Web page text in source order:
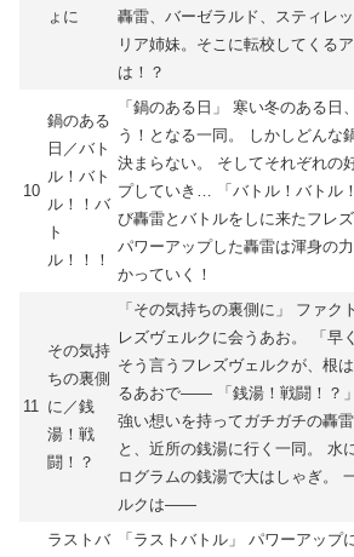
ょに
轟雷、バーゼラルド、スティレ
リア姉妹。そこに転校してくる
は！？
10
鍋のある
日／バト
ル！バト
ル！！バ
ト
ル！！！
「鍋のある日」 寒い冬のある日
う！となる一同。 しかしどんな
決まらない。 そしてそれぞれの
プしていき… 「バトル！バトル
び轟雷とバトルをしに来たフレ
パワーアップした轟雷は渾身の
かっていく！
11
その気持
ちの裏側
に／銭
湯！戦
闘！？
「その気持ちの裏側に」 ファク
レズヴェルクに会うあお。 「早
そう言うフレズヴェルクが、根
るあおで―― 「銭湯！戦闘！？
強い想いを持ってガチガチの轟
と、近所の銭湯に行く一同。 水
ログラムの銭湯で大はしゃぎ。
ルクは――
ラストバ
「ラストバトル」 パワーアップ